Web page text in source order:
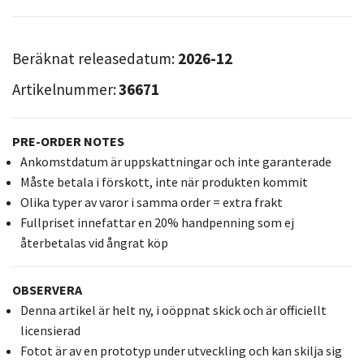
Beräknat releasedatum: 2026-12
Artikelnummer:36671
PRE-ORDER NOTES
Ankomstdatum är uppskattningar och inte garanterade
Måste betala i förskott, inte när produkten kommit
Olika typer av varor i samma order = extra frakt
Fullpriset innefattar en 20% handpenning som ej
återbetalas vid ångrat köp
OBSERVERA
Denna artikel är helt ny, i oöppnat skick och är officiellt
licensierad
Fotot är av en prototyp under utveckling och kan skilja sig